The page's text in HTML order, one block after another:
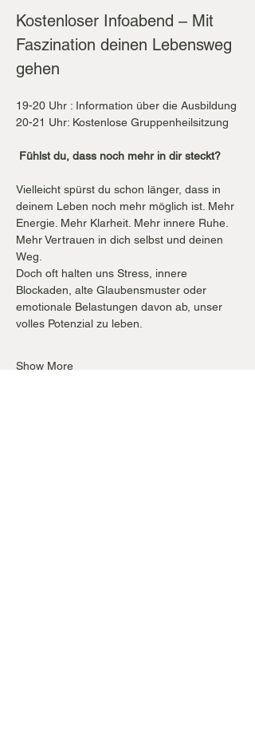
Kostenloser Infoabend – Mit
Faszination deinen Lebensweg
gehen
19-20 Uhr : Information über die Ausbildung
20-21 Uhr: Kostenlose Gruppenheilsitzung
Fühlst du, dass noch mehr in dir steckt?
Vielleicht spürst du schon länger, dass in
deinem Leben noch mehr möglich ist. Mehr
Energie. Mehr Klarheit. Mehr innere Ruhe.
Mehr Vertrauen in dich selbst und deinen
Weg.
Doch oft halten uns Stress, innere
Blockaden, alte Glaubensmuster oder
emotionale Belastungen davon ab, unser
volles Potenzial zu leben.
Show More